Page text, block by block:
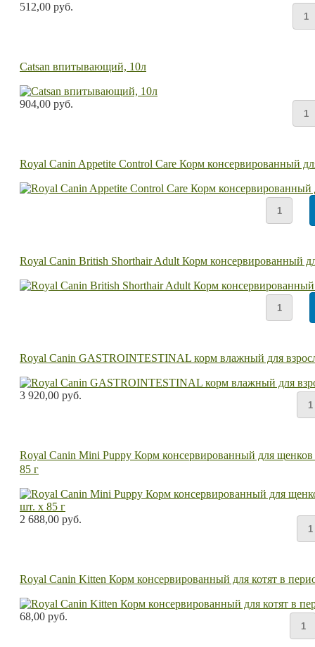
512,00 руб.
Catsan впитывающий, 10л
904,00 руб.
Royal Canin Appetite Control Care Корм консервированный
Royal Canin British Shorthair Adult Корм консервированный
Royal Canin GASTROINTESTINAL корм влажный для
3 920,00 руб.
Royal Canin Mini Puppy Корм консервированный для щенков
85 г
2 688,00 руб.
Royal Canin Kitten Корм консервированный для котят в
68,00 руб.